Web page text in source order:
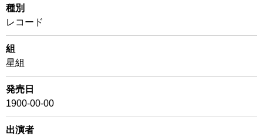
種別
レコード
組
星組
発売日
1900-00-00
出演者